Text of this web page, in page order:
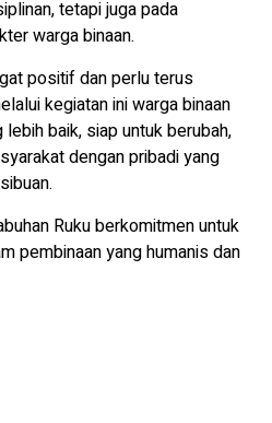
tetapi juga pada
warga binaan.
positif dan perlu terus
kegiatan ini warga binaan
baik, siap untuk berubah,
dengan pribadi yang
Ruku berkomitmen untuk
pembinaan yang humanis dan